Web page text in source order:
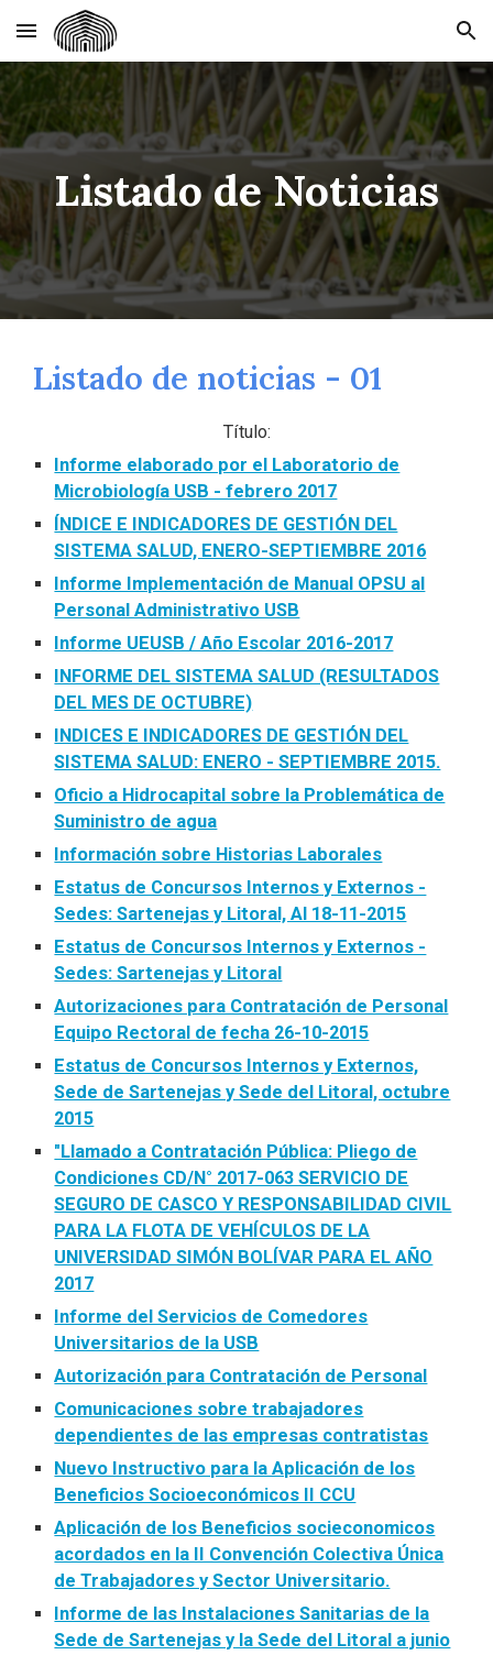
Skip to main content Skip to navigation
Listado de Noticias
Listado de noticias - 01
Título:
Informe elaborado por el Laboratorio de
Microbiología USB - febrero 2017
ÍNDICE E INDICADORES DE GESTIÓN DEL
SISTEMA SALUD, ENERO-SEPTIEMBRE 2016
Informe Implementación de Manual OPSU al
Personal Administrativo USB
Informe UEUSB / Año Escolar 2016-2017
INFORME DEL SISTEMA SALUD (RESULTADOS
DEL MES DE OCTUBRE)
INDICES E INDICADORES DE GESTIÓN DEL
SISTEMA SALUD: ENERO - SEPTIEMBRE 2015.
Oficio a Hidrocapital sobre la Problemática de
Suministro de agua
Información sobre Historias Laborales
Estatus de Concursos Internos y Externos -
Sedes: Sartenejas y Litoral, Al 18-11-2015
Estatus de Concursos Internos y Externos -
Sedes: Sartenejas y Litoral
Autorizaciones para Contratación de Personal
Equipo Rectoral de fecha 26-10-2015
Estatus de Concursos Internos y Externos,
Sede de Sartenejas y Sede del Litoral, octubre
2015
"Llamado a Contratación Pública: Pliego de
Condiciones CD/N° 2017-063 SERVICIO DE
SEGURO DE CASCO Y RESPONSABILIDAD CIVIL
PARA LA FLOTA DE VEHÍCULOS DE LA
UNIVERSIDAD SIMÓN BOLÍVAR PARA EL AÑO
2017
Informe del Servicios de Comedores
Universitarios de la USB
Autorización para Contratación de Personal
Comunicaciones sobre trabajadores
dependientes de las empresas contratistas
Nuevo Instructivo para la Aplicación de los
Beneficios Socioeconómicos II CCU
Aplicación de los Beneficios socieconomicos
acordados en la II Convención Colectiva Única
de Trabajadores y Sector Universitario.
Informe de las Instalaciones Sanitarias de la
Sede de Sartenejas y la Sede del Litoral a junio